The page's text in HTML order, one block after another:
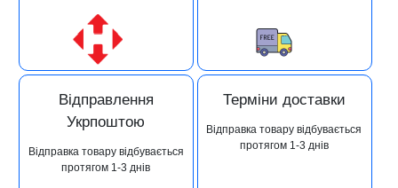
Відправлення
Укрпоштою
Відправка товару відбувається
протягом 1-3 днів
Терміни доставки
Відправка товару відбувається
протягом 1-3 днів